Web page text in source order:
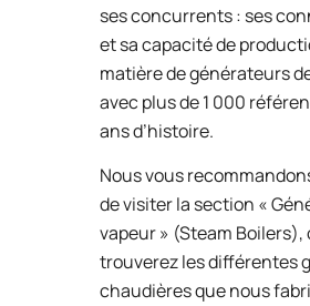
ses concurrents : ses
et sa capacité de
matière de générateurs
avec plus de 1 000
ans d’histoire.
Nous vous
de visiter la section «
vapeur » (Steam Boilers),
trouverez les différentes
chaudières que nous